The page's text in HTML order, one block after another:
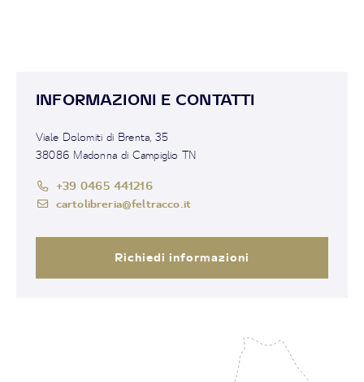
INFORMAZIONI E CONTATTI
Viale Dolomiti di Brenta, 35
38086 Madonna di Campiglio TN
+39 0465 441216
cartolibreria@feltracco.it
Richiedi informazioni